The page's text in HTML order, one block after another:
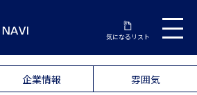
気になるリスト
企業情報 雰囲気